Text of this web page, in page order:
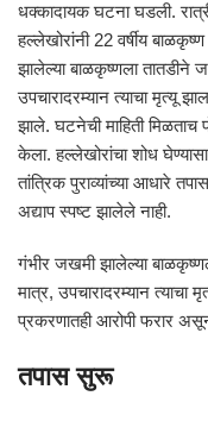
धक्कादायक घटना घडली.
हल्लेखोरांनी 22 वर्षीय
झालेल्या बाळकृष्णला तातडीने
उपचारादरम्यान त्याचा मृत्यू
झाले. घटनेची माहिती मिळताच
केला. हल्लेखोरांचा शोध
तांत्रिक पुराव्यांच्या आधारे
अद्याप स्पष्ट झालेले नाही.
गंभीर जखमी झालेल्या
मात्र, उपचारादरम्यान त्याचा
प्रकरणातही आरोपी फरार
तपास सुरू